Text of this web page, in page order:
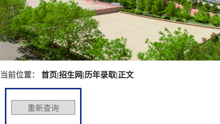
当前位置： 首页|招生网|历年录取|正文